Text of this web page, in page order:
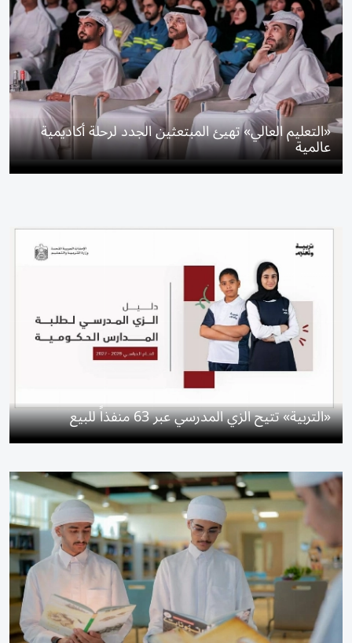
«التعليم العالي» تهيئ المبتعثين الجدد لرحلة أكاديمية
عالمية
«التربية» تتيح الزي المدرسي عبر 63 منفذاً للبيع